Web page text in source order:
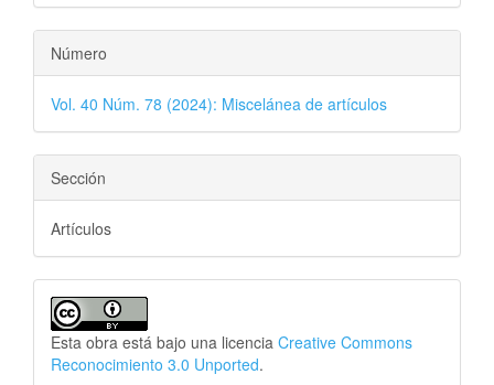
Número
Vol. 40 Núm. 78 (2024): Miscelánea de artículos
Sección
Artículos
Esta obra está bajo una licencia Creative Commons
Reconocimiento 3.0 Unported.